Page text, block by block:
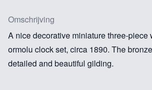
Omschrijving
A nice decorative miniature three-piece
ormolu clock set, circa 1890. The
detailed and beautiful gilding.